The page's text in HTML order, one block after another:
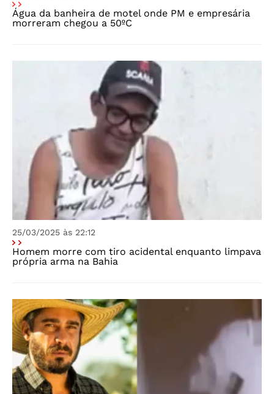
Água da banheira de motel onde PM e empresária
morreram chegou a 50ºC
25/03/2025 às 22:12
Homem morre com tiro acidental enquanto limpava
própria arma na Bahia